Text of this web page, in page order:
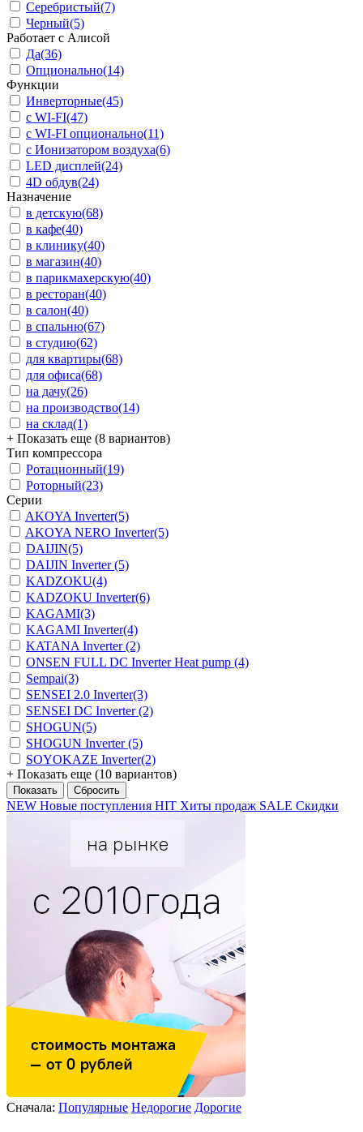
Серебристый(7)
Черный(5)
Работает с Алисой
Да(36)
Опционально(14)
Функции
Инверторные(45)
с WI-FI(47)
с WI-FI опционально(11)
с Ионизатором воздуха(6)
LED дисплей(24)
4D обдув(24)
Назначение
в детскую(68)
в кафе(40)
в клинику(40)
в магазин(40)
в парикмахерскую(40)
в ресторан(40)
в салон(40)
в спальню(67)
в студию(62)
для квартиры(68)
для офиса(68)
на дачу(26)
на производство(14)
на склад(1)
+ Показать еще (8 вариантов)
Тип компрессора
Ротационный(19)
Роторный(23)
Серии
AKOYA Inverter(5)
AKOYA NERO Inverter(5)
DAIJIN(5)
DAIJIN Inverter(5)
KADZOKU(4)
KADZOKU Inverter(6)
KAGAMI(3)
KAGAMI Inverter(4)
KATANA Inverter(2)
ONSEN FULL DC Inverter Heat pump (4)
Sempai(3)
SENSEI 2.0 Inverter(3)
SENSEI DC Inverter(2)
SHOGUN(5)
SHOGUN Inverter(5)
SOYOKAZE Inverter(2)
+ Показать еще (10 вариантов)
NEW Новые поступления HIT Хиты продаж SALE Скидки
Сначала: Популярные Недорогие Дорогие